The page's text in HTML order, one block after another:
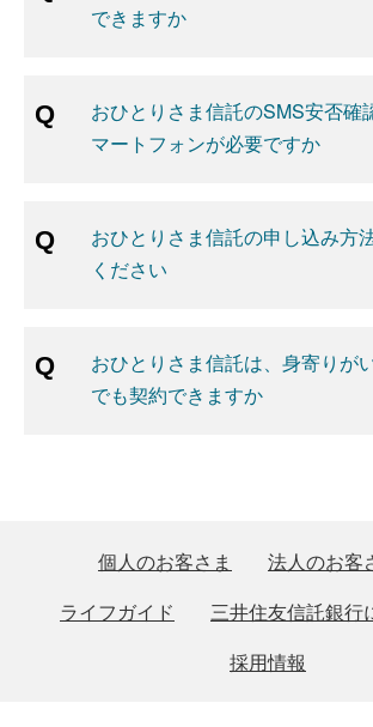
できますか
おひとりさま信託のSMS安否確
マートフォンが必要ですか
おひとりさま信託の申し込み方
ください
おひとりさま信託は、身寄りが
でも契約できますか
個人のお客さま
法人のお客
ライフガイド
三井住友信託銀行
採用情報